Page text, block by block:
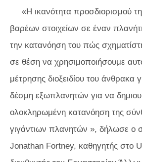
«Η ικανότητα προσδιορισμού
βαρέων στοιχείων σε έναν
την κατανόηση του πώς
σε θέση να χρησιμοποιήσουμε
μέτρησης διοξειδίου του άνθρακα
δέσμη εξωπλανητών για να
ολοκληρωμένη κατανόηση της
γιγάντιων πλανητών », δήλωσε ο
Jonathan Fortney, καθηγητής στο